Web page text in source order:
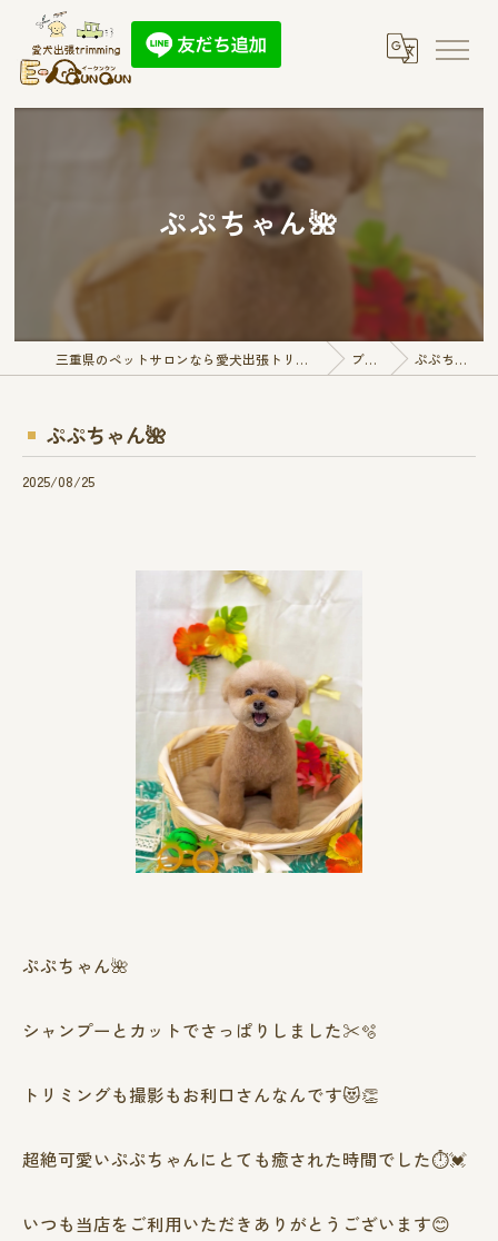
ぷぷちゃん🌺
三重県のペットサロンなら愛犬出張トリミング E-QunQun ブログ ぷぷちゃん🌺
ぷぷちゃん🌺
2025/08/25
ぷぷちゃん🌺
シャンプーとカットでさっぱりしました✂️🫧
トリミングも撮影もお利口さんなんです😻👏
超絶可愛いぷぷちゃんにとても癒された時間でした⏱💓
いつも当店をご利用いただきありがとうございます😊